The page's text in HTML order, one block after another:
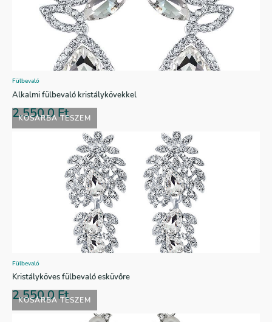
KOSÁRBA TESZEM
Fülbevaló
Alkalmi fülbevaló kristálykövekkel
2.550,0Ft
KOSÁRBA TESZEM
Fülbevaló
Kristályköves fülbevaló esküvőre
2.550,0Ft